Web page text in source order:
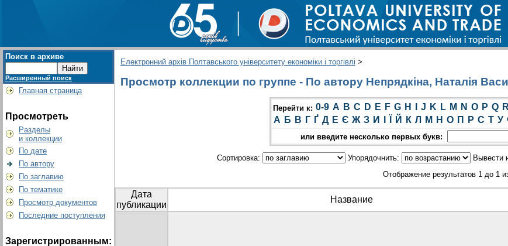
Поиск в архиве
Расширенный поиск
Главная страница
Просмотреть
Разделы
и коллекции
По дате
По автору
По заглавию
По тематике
Просмотр документов
Последние поступления
Зарегистрированным:
Електронний архів Полтавського університету економіки і торгівлі >
Просмотр коллекции по группе - По автору Непрядкіна, Наталія
Перейти к: 0-9 A B C D E F G H J K L M N O P Q R
А Б В Г Ґ Д Е Є Ж З И Й К Л М Н О П Р С Т У
или введите несколько первых букв:
Сортировка: Упорядочнить: Вывести
Отображение результатов 1 до 1
Дата
публикации
Название